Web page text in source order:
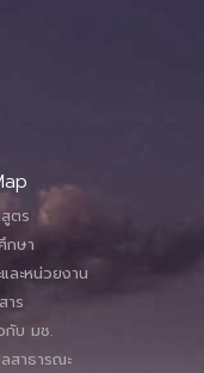
ตร
กษา
ละหน่วยงาน
าร
กับ มช.
สาธารณะ